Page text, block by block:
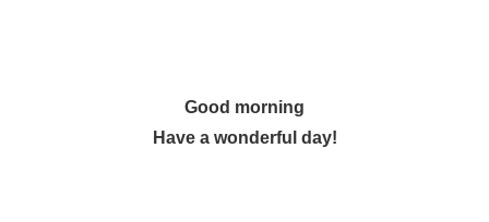
Good morning
Have a wonderful day!